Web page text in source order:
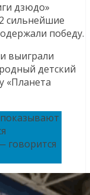
дзюдо»
сильнейшие
победу.
выиграли
детский
«Планета
говорится